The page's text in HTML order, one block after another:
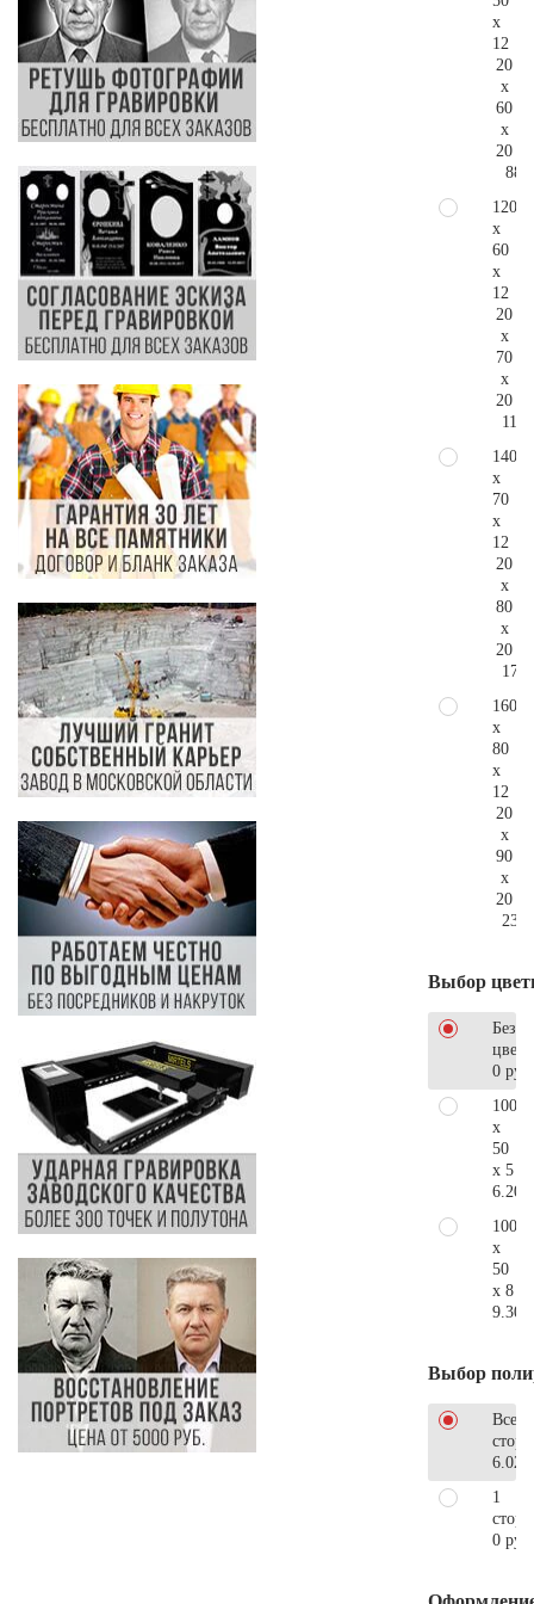
x
12
20
x
60
x
20
120
x
60
x
12
20
x
70
x
20
140
x
70
x
12
20
x
80
x
20
160
x
80
x
12
20
x
90
x
20
Выбор
Без
0 руб.
100
x
50
x 5
100
x
50
x 8
Выбор
Все
1
0 руб.